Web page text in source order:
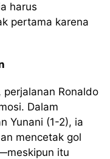
harus
pertama karena
perjalanan Ronaldo
Dalam
Yunani (1-2), ia
mencetak gol
itu